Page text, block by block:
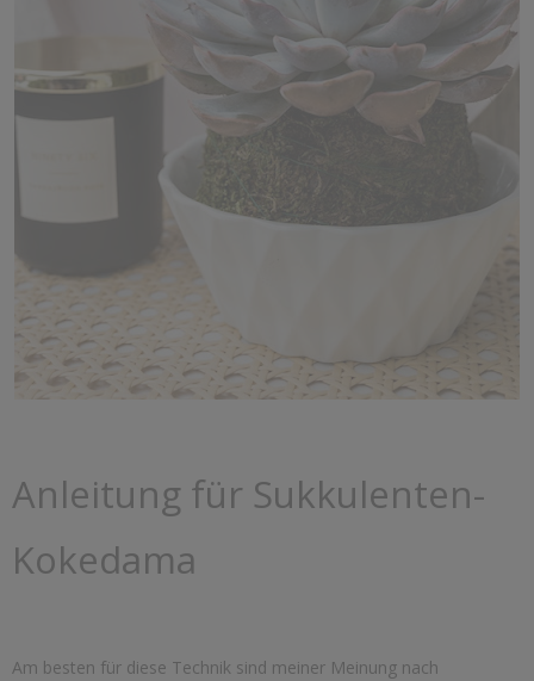
Anleitung für Sukkulenten-
Kokedama
Am besten für diese Technik sind meiner Meinung nach